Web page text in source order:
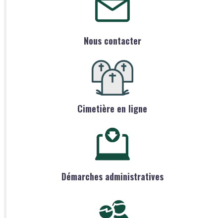
Nous contacter
Cimetière en ligne
Démarches administratives